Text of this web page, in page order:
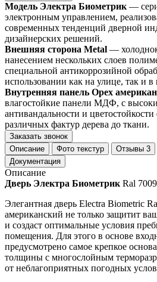
Модель Электра Биометрик —
электронным управлением,
современных тенденций дверной
дизайнерских решений.
Внешняя сторона Metal —
нанесением нескольких слоев
специальной антикоррозийной
использовании как на улице, так и
Внутренняя панель Орех
влагостойкие панели МДФ, с
антивандальности и
различных фактур дерева до ткани.
Заказать звонок
Описание
Фото текстур Отзывы 3
Документация
Описание
Дверь Электра Биометрик Ral
Элегантная дверь Electra Biometric
американский не только защитит
и создаст оптимальные условия
помещения. Для этого в основе
предусмотрено самое крепкое
толщины с многослойным
от неблагоприятных погодных